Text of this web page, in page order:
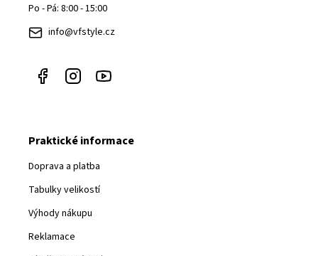
Po - Pá: 8:00 - 15:00
info@vfstyle.cz
Praktické informace
Doprava a platba
Tabulky velikostí
Výhody nákupu
Reklamace